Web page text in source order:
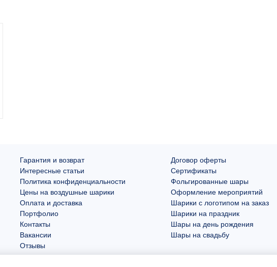
Гарантия и возврат
Интересные статьи
Политика конфиденциальности
Цены на воздушные шарики
Оплата и доставка
Портфолио
Контакты
Вакансии
Отзывы
Договор оферты
Сертификаты
Фольгированные шары
Оформление мероприятий
Шарики с логотипом на заказ
Шарики на праздник
Шары на день рождения
Шары на свадьбу